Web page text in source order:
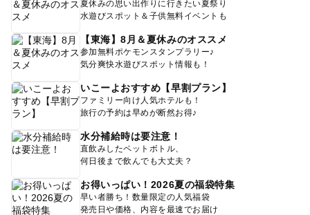
夏休みの思い出作りに行きたい夏祭り
水遊びスポット＆子供無料イベントも
【東海】8月＆夏休みのオススメ
参加無料ポケモンスタンプラリー♪
気分爽快水遊びスポット情報も！
いこーよおすすめ【早割プラン】
ファミリー向け人気ホテルも！
旅行の予約は早めが断然お得♪
水分補給時は要注意！
直飲みしたペットボトル、
何日後まで飲んでも大丈夫？
お得いっぱい！2026夏の福袋特集
早い者勝ち！数量限定の人気福袋
発売日や価格、内容を最速でお届け